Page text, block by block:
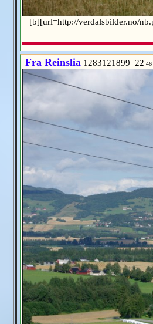
[b][url=http://verdalsbilder.no/
Fra Reinslia 1283121899 22